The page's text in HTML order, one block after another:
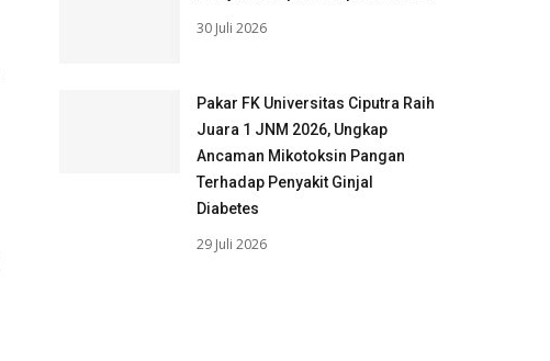
30 Juli 2026
Pakar FK Universitas Ciputra Raih
Juara 1 JNM 2026, Ungkap
Ancaman Mikotoksin Pangan
Terhadap Penyakit Ginjal
Diabetes
29 Juli 2026